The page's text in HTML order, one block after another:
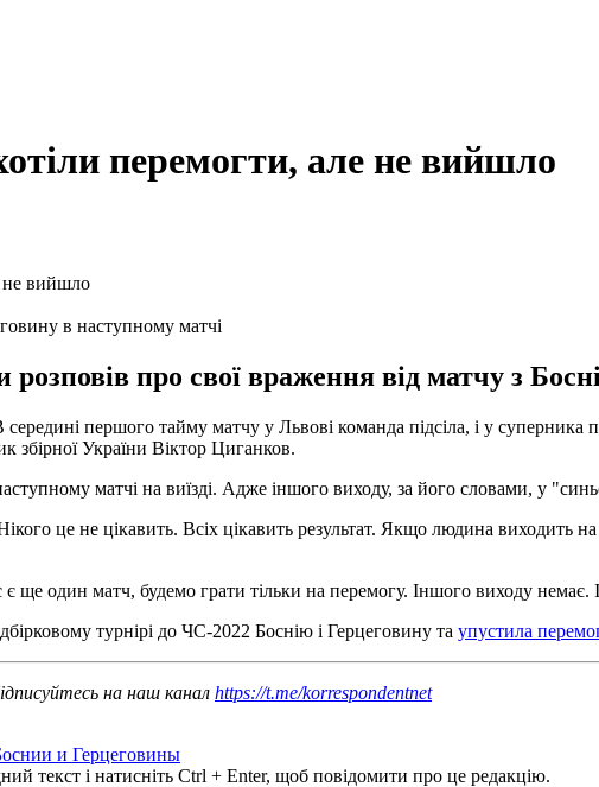
перемогти, але не вийшло
в наступному матчі
розповів про свої враження від матчу з
першого тайму матчу у Львові команда підсіла, і у
збірної України Віктор Циганков.
матчі на виїзді. Адже іншого виходу, за його словами, у
це не цікавить. Всіх цікавить результат. Якщо людина виходить
один матч, будемо грати тільки на перемогу. Іншого виходу немає.
турнірі до ЧС-2022 Боснію і Герцеговину та упустила
на наш канал https://t.me/korrespondentnet
и Герцеговины
текст і натисніть Ctrl + Enter, щоб повідомити про це редакцію.